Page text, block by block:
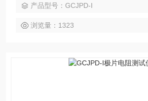
产品型号：GCJPD-I
浏览量：1323